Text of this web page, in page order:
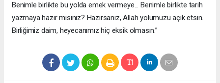
Benimle birlikte bu yolda emek vermeye... Benimle birlikte tarih
yazmaya hazır mısınız? Hazırsanız, Allah yolumuzu açık etsin.
Birliğimiz daim, heyecanımız hiç eksik olmasın.”